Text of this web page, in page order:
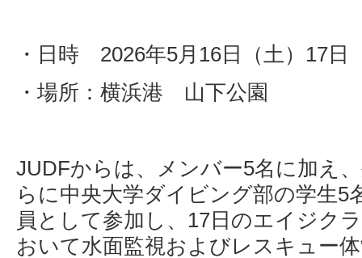
・日時 2026年5月16日（土）17日
・場所：横浜港 山下公園
JUDFからは、メンバー5名に加え
らに中央大学ダイビング部の学生5
員として参加し、17日のエイジク
おいて水面監視およびレスキュー